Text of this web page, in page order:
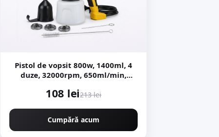
Pistol de vopsit 800w, 1400ml, 4
duze, 32000rpm, 650ml/min,
9174
108 lei213 lei
Cumpără acum